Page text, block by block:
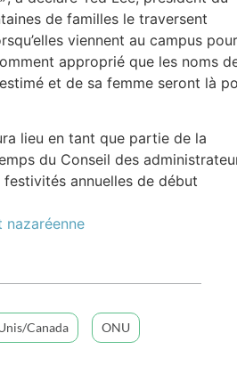
de familles le traversent
viennent au campus
approprié que les noms
et de sa femme seront là
lieu en tant que partie de la
du Conseil des
annuelles de début
nazaréenne
Canada ONU